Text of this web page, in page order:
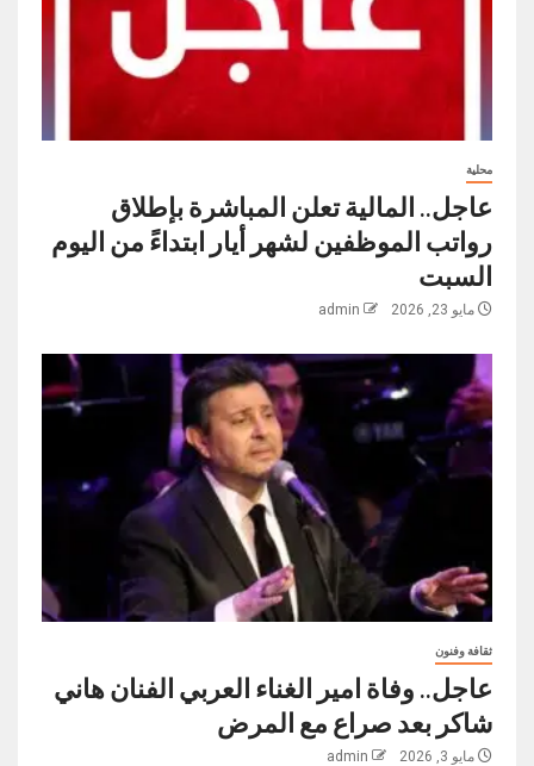
محلية
عاجل.. المالية تعلن المباشرة بإطلاق
رواتب ‏الموظفين لشهر أيار ابتداءً من اليوم
السبت
مايو 23, 2026 admin
ثقافة وفنون
عاجل.. وفاة امير الغناء العربي الفنان هاني
شاكر بعد صراع مع المرض
مايو 3, 2026 admin